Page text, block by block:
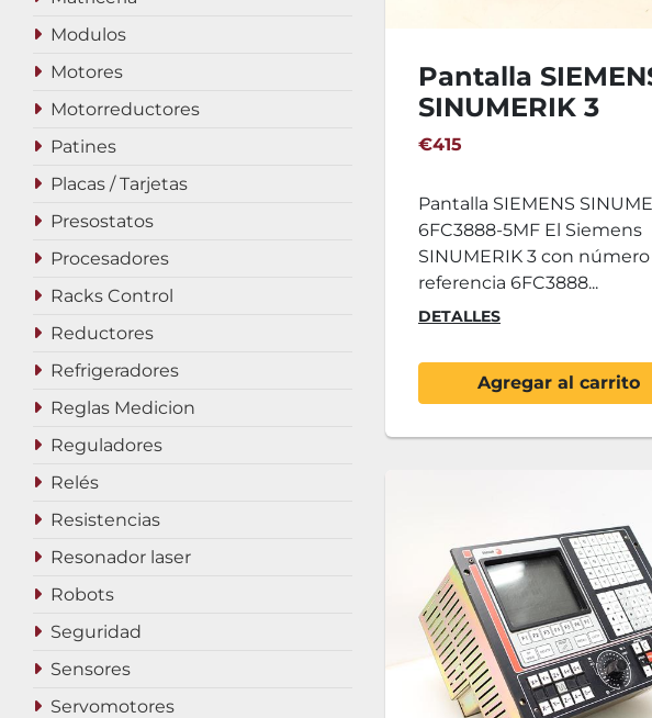
Modulos
Motores
Motorreductores
Patines
Placas / Tarjetas
Presostatos
Procesadores
Racks Control
Reductores
Refrigeradores
Reglas Medicion
Reguladores
Relés
Resistencias
Resonador laser
Robots
Seguridad
Sensores
Servomotores
Pantalla
SINUMERIK 3
6FC3888-5MF
€415
Pantalla SIEMENS
6FC3888-5MF El Siemens
SINUMERIK 3 con
referencia 6FC3888...
DETALLES
Agregar al carrito